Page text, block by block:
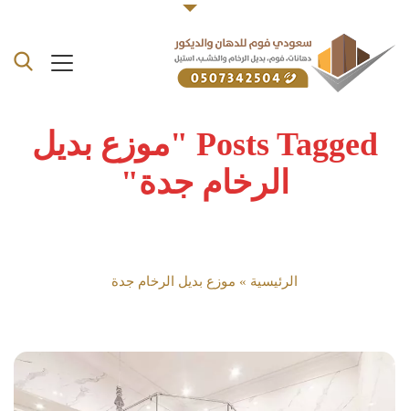
Posts Tagged "موزع بديل
الرخام جدة"
الرئيسية » موزع بديل الرخام جدة